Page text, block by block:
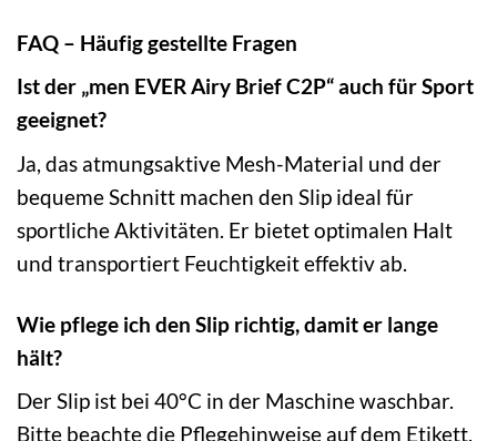
FAQ – Häufig gestellte Fragen
Ist der „men EVER Airy Brief C2P“ auch für Sport
geeignet?
Ja, das atmungsaktive Mesh-Material und der
bequeme Schnitt machen den Slip ideal für
sportliche Aktivitäten. Er bietet optimalen Halt
und transportiert Feuchtigkeit effektiv ab.
Wie pflege ich den Slip richtig, damit er lange
hält?
Der Slip ist bei 40°C in der Maschine waschbar.
Bitte beachte die Pflegehinweise auf dem Etikett,